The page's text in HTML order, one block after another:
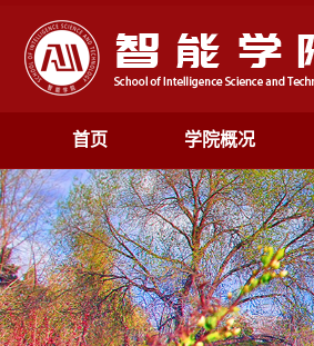
首页 学院概况